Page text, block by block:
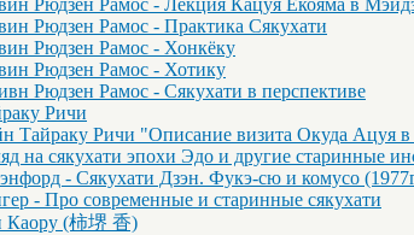
Рюдзен Рамос - Лекция Кацуя Ёкояма в
Рюдзен Рамос - Практика Сякухати
Рюдзен Рамос - Хонкёку
Рюдзен Рамос - Хотику
Рюдзен Рамос - Сякухати в перспективе
Ричи
Тайраку Ричи "Описание визита Окуда Ацуя
на сякухати эпохи Эдо и другие старинные
- Сякухати Дзэн. Фукэ-сю и комусо
- Про современные и старинные сякухати
Каору (柿堺 香)